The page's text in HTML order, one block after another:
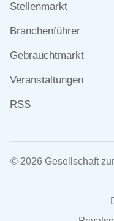
Stellenmarkt
Branchenführer
Gebrauchtmarkt
Veranstaltungen
RSS
© 2026 Gesellschaft